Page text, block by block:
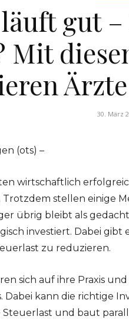
gut
Mit
30. März
(ots) –
wirtschaftlich
stellen einige
übrig bleibt als
investiert. Dabei
zu reduzieren.
sich auf ihre Praxis
Dabei kann die richtige
Steuerlast und baut